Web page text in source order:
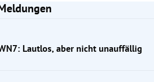
Lautlos, aber nicht unauffällig